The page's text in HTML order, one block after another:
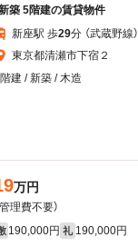
築 5階建の賃貸物件
新座駅 歩29分 （武蔵野線）
東京都清瀬市下宿２
建 / 新築 / 木造
万円
管理費不要）
190,000円 礼 190,000円